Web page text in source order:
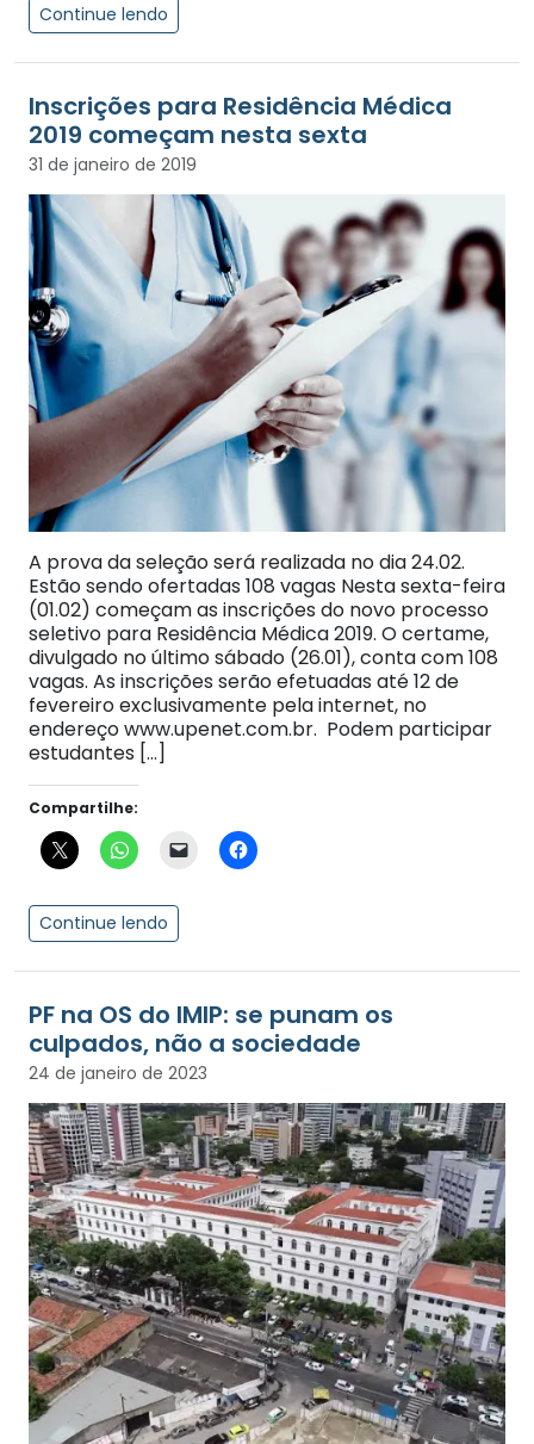
Continue lendo
Inscrições para Residência Médica
2019 começam nesta sexta
31 de janeiro de 2019
A prova da seleção será realizada no dia 24.02.
Estão sendo ofertadas 108 vagas Nesta sexta-feira
(01.02) começam as inscrições do novo processo
seletivo para Residência Médica 2019. O certame,
divulgado no último sábado (26.01), conta com 108
vagas. As inscrições serão efetuadas até 12 de
fevereiro exclusivamente pela internet, no
endereço www.upenet.com.br. Podem participar
estudantes […]
Compartilhe:
Continue lendo
PF na OS do IMIP: se punam os
culpados, não a sociedade
24 de janeiro de 2023